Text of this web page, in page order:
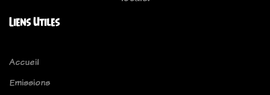
Liens Utiles
Accueil
Emissions